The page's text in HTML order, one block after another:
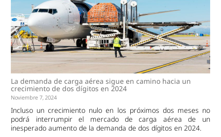
La demanda de carga aérea sigue en camino hacia un
crecimiento de dos dígitos en 2024
Noviembre 7, 2024
Incluso un crecimiento nulo en los próximos dos meses no
podrá interrumpir el mercado de carga aérea de un
inesperado aumento de la demanda de dos dígitos en 2024.